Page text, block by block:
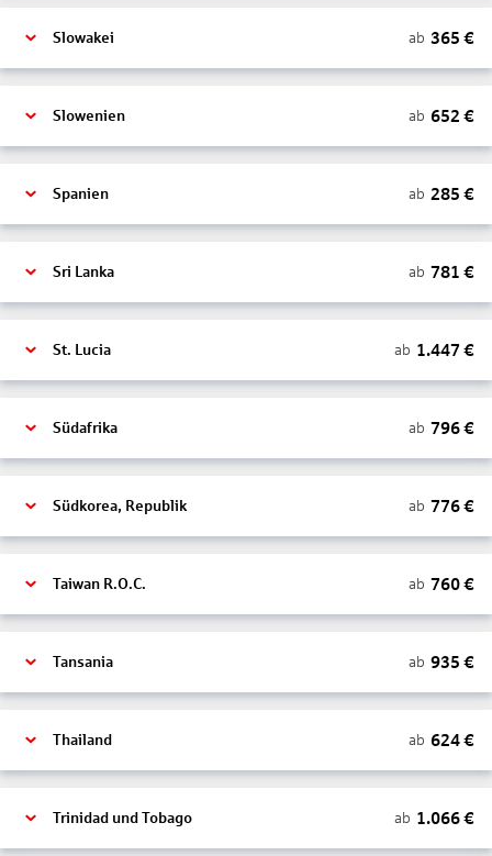
Slowakei ab 365 €
Slowenien ab 652 €
Spanien ab 285 €
Sri Lanka ab 781 €
St. Lucia ab 1.447 €
Südafrika ab 796€
Südkorea, Republik ab 776€
Taiwan R.O.C. ab 760€
Tansania ab 935 €
Thailand ab 624€
Trinidad und Tobago ab 1.066€